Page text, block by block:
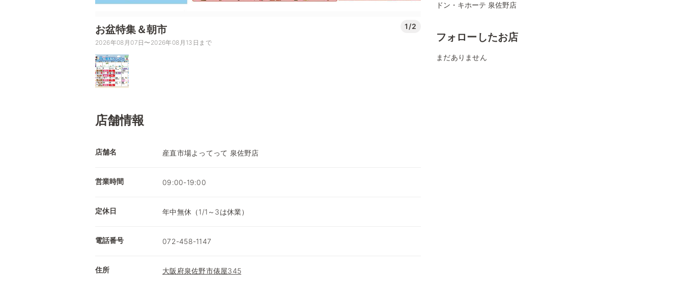
お盆特集＆朝市 1/2
2026年08月07日〜2026年08月13日まで
店舗情報
店舗名 産直市場よってって 泉佐野店
営業時間 09:00-19:00
定休日 年中無休（1/1～3は休業）
電話番号 072-458-1147
住所 大阪府泉佐野市俵屋345
ドン・キホーテ 泉佐野店
フォローしたお店
まだありません